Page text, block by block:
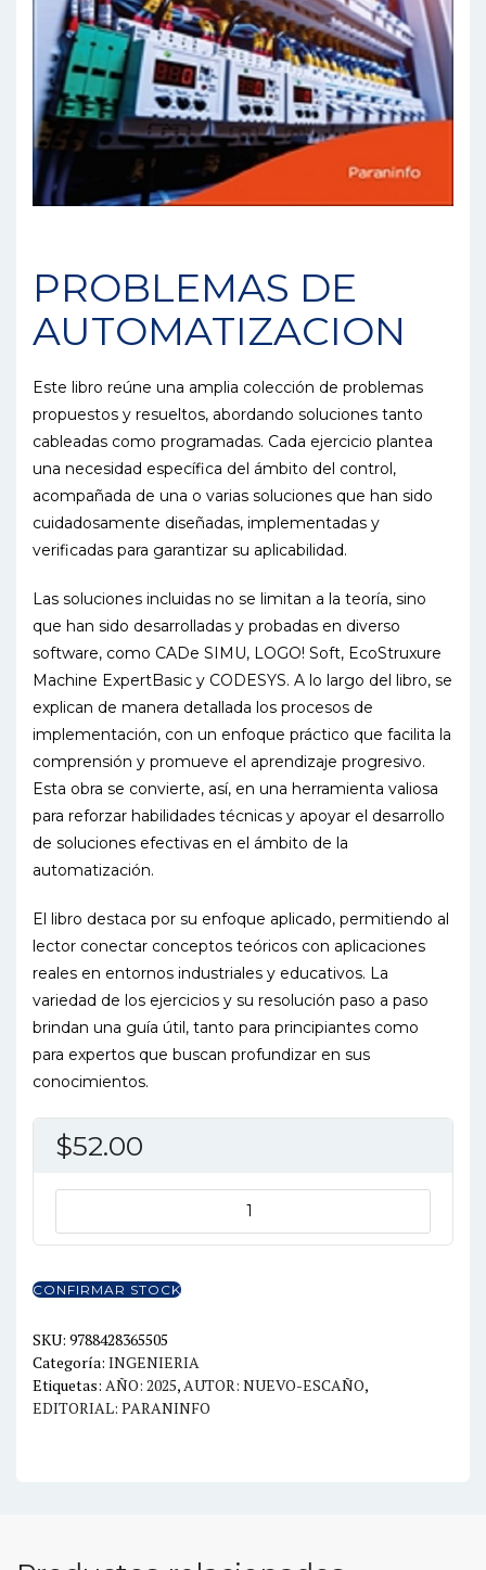
PROBLEMAS DE
AUTOMATIZACION
Este libro reúne una amplia colección de problemas
propuestos y resueltos, abordando soluciones tanto
cableadas como programadas. Cada ejercicio plantea
una necesidad específica del ámbito del control,
acompañada de una o varias soluciones que han sido
cuidadosamente diseñadas, implementadas y
verificadas para garantizar su aplicabilidad.
Las soluciones incluidas no se limitan a la teoría, sino
que han sido desarrolladas y probadas en diverso
software, como CADe SIMU, LOGO! Soft, EcoStruxure
Machine ExpertBasic y CODESYS. A lo largo del libro, se
explican de manera detallada los procesos de
implementación, con un enfoque práctico que facilita la
comprensión y promueve el aprendizaje progresivo.
Esta obra se convierte, así, en una herramienta valiosa
para reforzar habilidades técnicas y apoyar el desarrollo
de soluciones efectivas en el ámbito de la
automatización.
El libro destaca por su enfoque aplicado, permitiendo al
lector conectar conceptos teóricos con aplicaciones
reales en entornos industriales y educativos. La
variedad de los ejercicios y su resolución paso a paso
brindan una guía útil, tanto para principiantes como
para expertos que buscan profundizar en sus
conocimientos.
$52.00
cantidad
CONFIRMAR STOCK
SKU: 9788428365505
Categoría: INGENIERIA
Etiquetas: AÑO: 2025, AUTOR: NUEVO-ESCAÑO,
EDITORIAL: PARANINFO